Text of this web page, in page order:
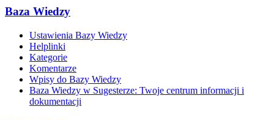
Baza Wiedzy
Ustawienia Bazy Wiedzy
Helplinki
Kategorie
Komentarze
Wpisy do Bazy Wiedzy
Baza Wiedzy w Sugesterze: Twoje centrum informacji i
dokumentacji